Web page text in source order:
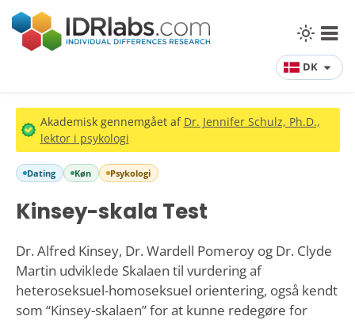
DK
Akademisk gennemgået af Dr. Jennifer Schulz, Ph.D.,
lektor i psykologi
Dating Køn Psykologi
Kinsey-skala Test
Dr. Alfred Kinsey, Dr. Wardell Pomeroy og Dr. Clyde
Martin udviklede Skalaen til vurdering af
heteroseksuel-homoseksuel orientering, også kendt
som “Kinsey-skalaen” for at kunne redegøre for